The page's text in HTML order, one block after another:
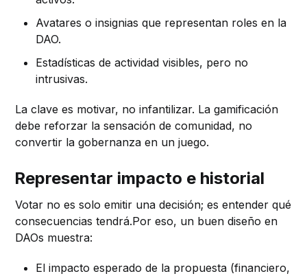
Avatares o insignias que representan roles en la
DAO.
Estadísticas de actividad visibles, pero no
intrusivas.
La clave es motivar, no infantilizar. La gamificación
debe reforzar la sensación de comunidad, no
convertir la gobernanza en un juego.
Representar impacto e historial
Votar no es solo emitir una decisión; es entender qué
consecuencias tendrá.Por eso, un buen diseño en
DAOs muestra:
El impacto esperado de la propuesta (financiero,